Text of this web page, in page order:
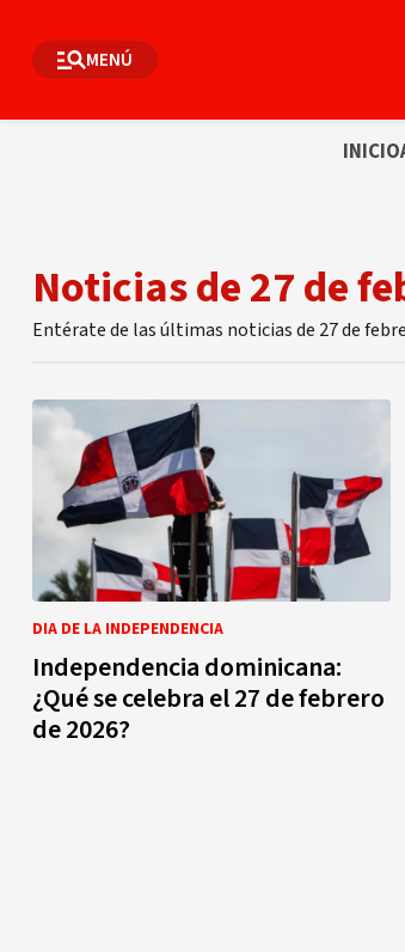
MENÚ
INICIO
Noticias de 27 de
Entérate de las últimas noticias de 27 de
DIA DE LA INDEPENDENCIA
Independencia dominicana:
¿Qué se celebra el 27 de febrero
de 2026?